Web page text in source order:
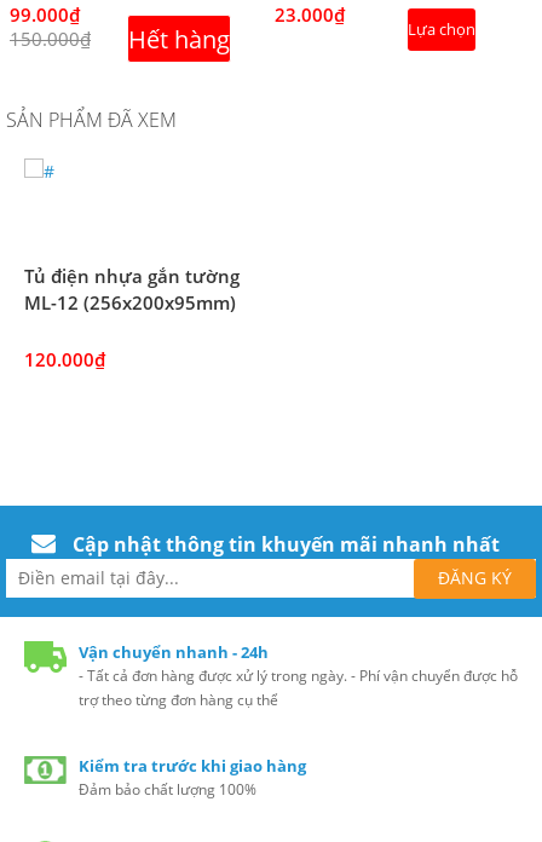
99.000₫
150.000₫
Hết hàng
23.000₫
Lựa chọn
SẢN PHẨM ĐÃ XEM
Tủ điện nhựa gắn tường
ML-12 (256x200x95mm)
120.000₫
Cập nhật thông tin khuyến mãi nhanh nhất
Vận chuyển nhanh - 24h
- Tất cả đơn hàng được xử lý trong ngày. - Phí vận chuyển được hỗ
trợ theo từng đơn hàng cụ thể
Kiểm tra trước khi giao hàng
Đảm bảo chất lượng 100%